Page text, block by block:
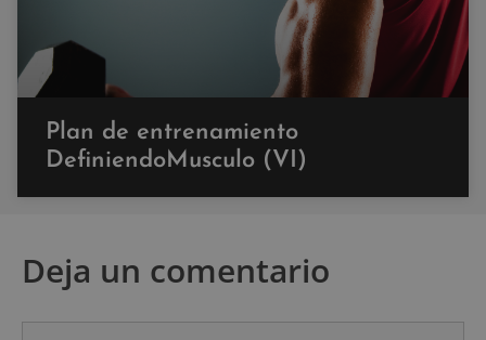
Plan de entrenamiento
DefiniendoMusculo (VI)
Deja un comentario